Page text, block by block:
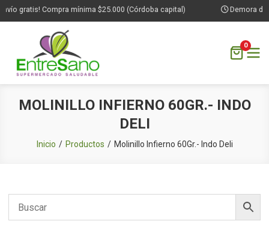
gratis! Compra mínima $25.000 (Córdoba capital) Demora de
0
MOLINILLO INFIERNO 60GR.- INDO
DELI
Inicio Productos Molinillo Infierno 60Gr.- Indo Deli